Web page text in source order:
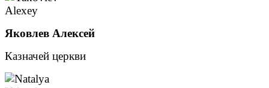
Яковлев Алексей
Казначей церкви